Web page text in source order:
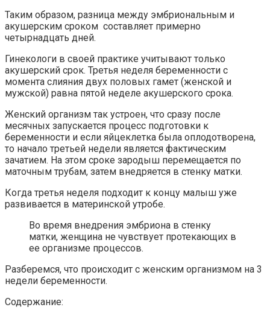
Таким образом, разница между эмбриональным и
акушерским сроком составляет примерно
четырнадцать дней.
Гинекологи в своей практике учитывают только
акушерский срок. Третья неделя беременности с
момента слияния двух половых гамет (женской и
мужской) равна пятой неделе акушерского срока.
Женский организм так устроен, что сразу после
месячных запускается процесс подготовки к
беременности и если яйцеклетка была оплодотворена,
то начало третьей недели является фактическим
зачатием. На этом сроке зародыш перемещается по
маточным трубам, затем внедряется в стенку матки.
Когда третья неделя подходит к концу малыш уже
развивается в материнской утробе.
Во время внедрения эмбриона в стенку
матки, женщина не чувствует протекающих в
ее организме процессов.
Разберемся, что происходит с женским организмом на 3
недели беременности.
Содержание: